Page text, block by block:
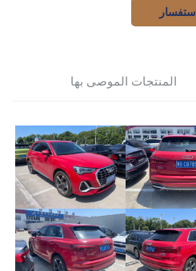
استفسار
المنتجات الموصى بها